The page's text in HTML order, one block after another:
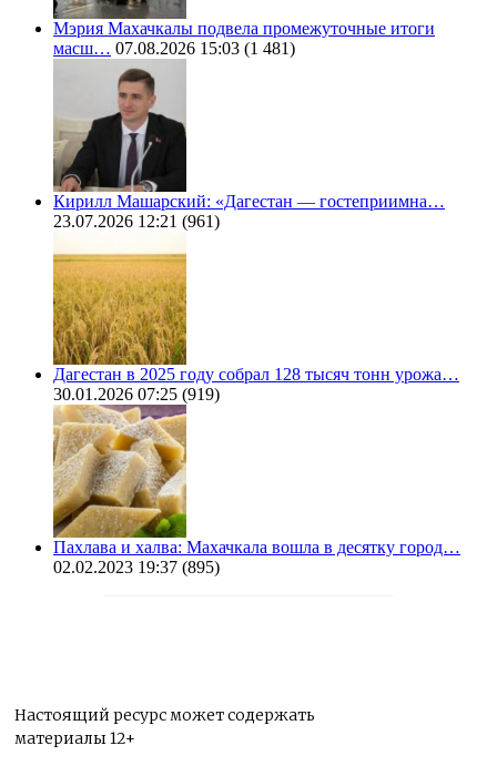
Мэрия Махачкалы подвела промежуточные итоги
масш… 07.08.2026 15:03 (1 481)
Кирилл Машарский: «Дагестан — гостеприимна…
23.07.2026 12:21 (961)
Дагестан в 2025 году собрал 128 тысяч тонн урожа…
30.01.2026 07:25 (919)
Пахлава и халва: Махачкала вошла в десятку город…
02.02.2023 19:37 (895)
Настоящий ресурс может содержать
материалы 12+